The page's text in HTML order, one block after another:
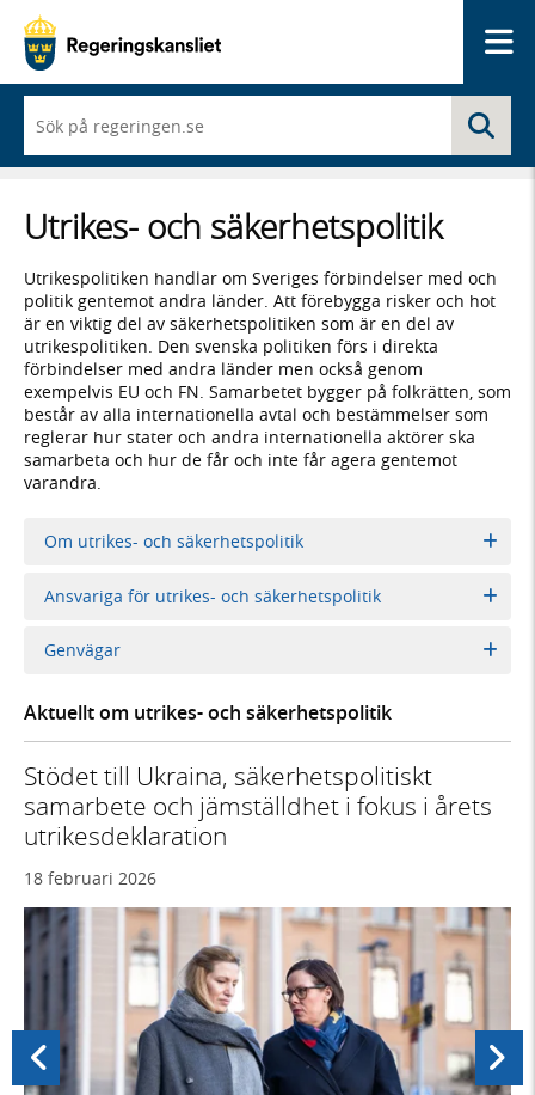
du
börjar
skriva
framträder
en
med
sökförslag
Utrikes- och säkerhetspolitik
Utrikespolitiken handlar om Sveriges förbindelser med och
politik gentemot andra länder. Att förebygga risker och hot
är en viktig del av säkerhetspolitiken som är en del av
utrikespolitiken. Den svenska politiken förs i direkta
förbindelser med andra länder men också genom
exempelvis EU och FN. Samarbetet bygger på folkrätten, som
består av alla internationella avtal och bestämmelser som
reglerar hur stater och andra internationella aktörer ska
samarbeta och hur de får och inte får agera gentemot
varandra.
Om utrikes- och säkerhetspolitik
Ansvariga för utrikes- och säkerhetspolitik
Genvägar
Aktuellt om utrikes- och säkerhetspolitik
Stödet till Ukraina, säkerhetspolitiskt
samarbete och jämställdhet i fokus i årets
utrikesdeklaration
18 februari 2026